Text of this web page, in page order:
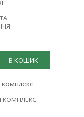
В КОШИК